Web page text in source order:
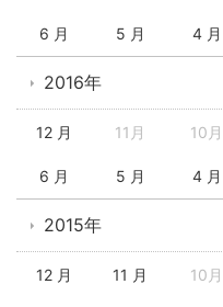
6 月 5 月 4 月
2016年
12 月 11月 10月
6 月 5 月 4 月
2015年
12 月 11 月 10月